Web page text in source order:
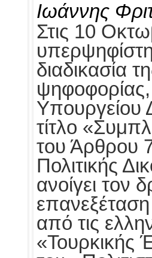
Ιωάννης
Στις 10
διαδικασία
Υπουργείου
τίτλο
του Άρθρου
Πολιτικής
ανοίγει τον
από τις
«Τουρκικής